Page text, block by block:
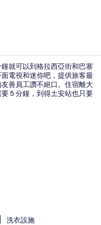
就可以到格拉西亞街和巴塞
電視和迷你吧，提供旅客最
善員工讚不絕口。住宿離大
5 分鐘，到得土安站也只要
洗衣設施